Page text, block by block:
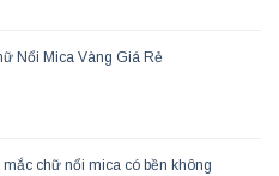
Nổi Mica Vàng Giá Rẻ
chữ nổi mica có bền không